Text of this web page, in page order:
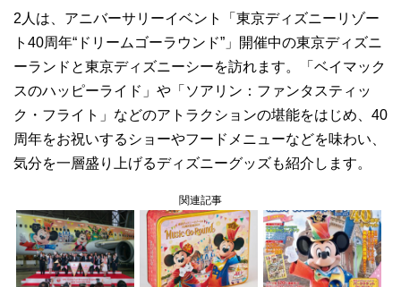
2人は、アニバーサリーイベント「東京ディズニーリゾー
ト40周年“ドリームゴーラウンド”」開催中の東京ディズニ
ーランドと東京ディズニーシーを訪れます。「ベイマック
スのハッピーライド」や「ソアリン：ファンタスティッ
ク・フライト」などのアトラクションの堪能をはじめ、40
周年をお祝いするショーやフードメニューなどを味わい、
気分を一層盛り上げるディズニーグッズも紹介します。
関連記事